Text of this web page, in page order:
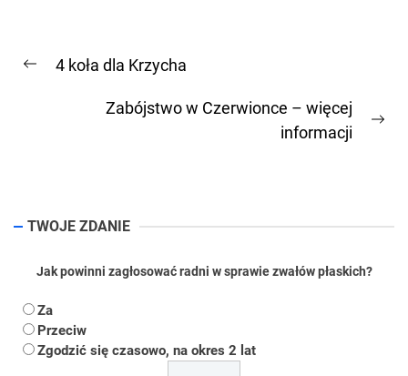
wpisu
Previous
4 koła dla Krzycha
Zabójstwo w Czerwionce – więcej
informacji
TWOJE ZDANIE
Jak powinni zagłosować radni w sprawie zwałów płaskich?
Za
Przeciw
Zgodzić się czasowo, na okres 2 lat